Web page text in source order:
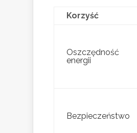
Korzyść
Oszczędność
energii
Bezpieczeństwo